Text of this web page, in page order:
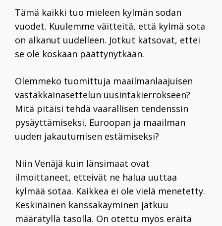
Tämä kaikki tuo mieleen kylmän sodan
vuodet. Kuulemme väitteitä, että kylmä sota
on alkanut uudelleen. Jotkut katsovat, ettei
se ole koskaan ­päättynytkään.
Olemmeko tuomittuja maailmanlaajuisen
vastakkainasettelun uusintakierrokseen?
Mitä pitäisi tehdä vaarallisen tendenssin
pysäyttämiseksi, Euroopan ja maailman
uuden jakautumisen estämiseksi?
Niin Venäjä kuin länsimaat ovat
ilmoittaneet, etteivät ne halua uuttaa
kylmää sotaa. Kaikkea ei ole vielä menetetty.
Keskinäinen kanssakäyminen jatkuu
määrätyllä tasolla. On otettu myös eräitä